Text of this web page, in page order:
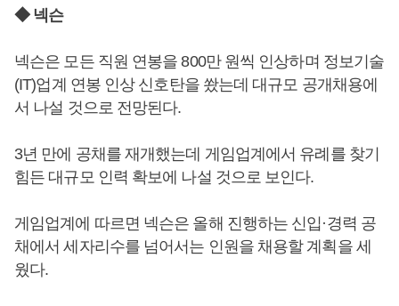
◆ 넥슨
넥슨은 모든 직원 연봉을 800만 원씩 인상하며 정보기술
(IT)업계 연봉 인상 신호탄을 쐈는데 대규모 공개채용에
서 나설 것으로 전망된다.
3년 만에 공채를 재개했는데 게임업계에서 유례를 찾기
힘든 대규모 인력 확보에 나설 것으로 보인다.
게임업계에 따르면 넥슨은 올해 진행하는 신입·경력 공
채에서 세자리수를 넘어서는 인원을 채용할 계획을 세
웠다.